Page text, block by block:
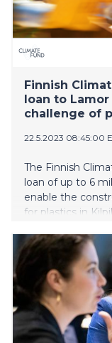
recycled plastics
the strategy
the plastics
change and
manufacturing,
of global
Finnish
loan to
challenge of
22.5.2023 08:45:00
The Finnish
loan of up to 6
enable the
for plastics in
recycle, instead
incineration as
for Lamor to
environmental